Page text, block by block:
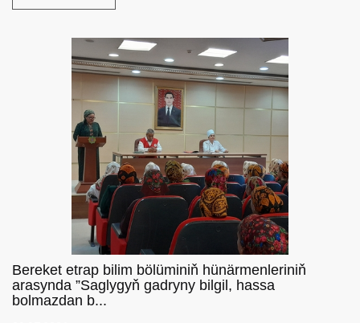
Bereket etrap bilim bölüminiň hünärmenleriniň
arasynda ”Saglygyň gadryny bilgil, hassa
bolmazdan b...